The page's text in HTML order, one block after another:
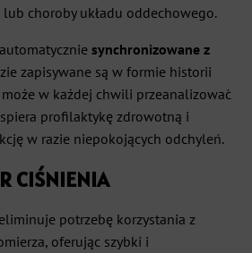
lub choroby układu oddechowego.
synchronizowane z
zapisywane są w formie historii
w każdej chwili przeanalizować
profilaktykę zdrowotną i
w razie niepokojących odchyleń.
CIŚNIENIA
eliminuje potrzebę korzystania z
oferując szybki i